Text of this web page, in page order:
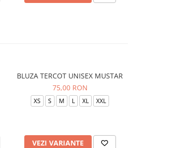
BLUZA TERCOT UNISEX MUSTAR
75,00 RON
XS S M L XL XXL
VEZI VARIANTE